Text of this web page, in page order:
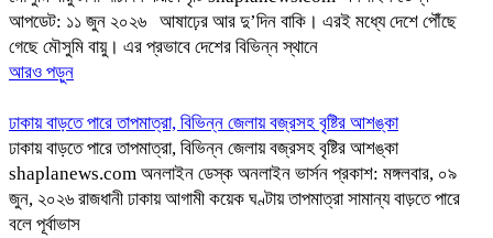
আপডেট: ১১ জুন ২০২৬ আষাঢ়ের আর দু’দিন বাকি। এরই মধ্যে দেশে পৌঁছে
গেছে মৌসুমি বায়ু। এর প্রভাবে দেশের বিভিন্ন স্থানে
আরও পড়ুন
ঢাকায় বাড়তে পারে তাপমাত্রা, বিভিন্ন জেলায় বজ্রসহ বৃষ্টির আশঙ্কা
ঢাকায় বাড়তে পারে তাপমাত্রা, বিভিন্ন জেলায় বজ্রসহ বৃষ্টির আশঙ্কা
shaplanews.com অনলাইন ডেস্ক অনলাইন ভার্সন প্রকাশ: মঙ্গলবার, ০৯
জুন, ২০২৬ রাজধানী ঢাকায় আগামী কয়েক ঘণ্টায় তাপমাত্রা সামান্য বাড়তে পারে
বলে পূর্বাভাস